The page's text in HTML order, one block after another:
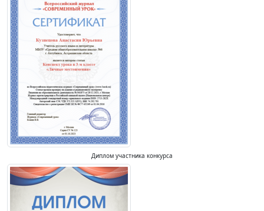
Диплом участника конкурса